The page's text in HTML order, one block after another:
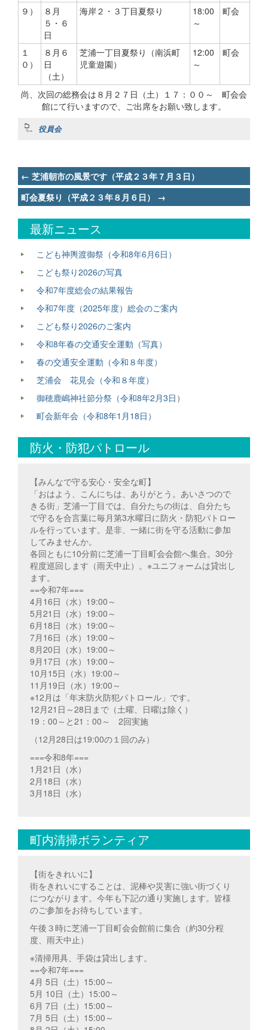
９）
８月
５・６
日
海岸２・３丁目夏祭り
18:00
～
町会
１
０）
８月６
日
（土）
芝浦一丁目夏祭り（南浜町
児童遊園）
12:00
～
町会
尚、次回の総務会は８月２７日（土）１７：００～ 町会会
館にて行いますので、ご出席をお願い致します。
役員会
Post
navigation
← 芝浦朝市の風景です（平成２３年７月３日）
町会夏祭り（平成２３年８月６日） →
最新ニュース
こども神輿渡御祭（令和8年6月6日）
こども祭り2026の写真
令和7年度総会の結果報告
令和7年度（2025年度）総会のご案内
こども祭り2026のご案内
令和8年春の交通安全運動（写真）
春の交通安全運動（令和８年度）
芝浦会 花見会（令和８年度）
御穂鹿嶋神社節分祭（令和8年2月3日）
町会新年会（令和8年1月18日）
防火・防犯パトロール
【みんなで守る安心・安全な町】
「おはよう、こんにちは、ありがとう。あいさつので
きる街」芝浦一丁目では、自分たちの街は、自分たち
で守るを合言葉に毎月第3水曜日に防火・防犯パトロー
ルを行っています。是非、一緒に街を守る活動に参加
してみませんか。
各回ともに10分前に芝浦一丁目町会会館へ集合。30分
程度巡回します（雨天中止）。※ユニフォームは貸出し
ます。
==令和7年===
4月16日（水）19:00～
5月21日（水）19:00～
6月18日（水）19:00～
7月16日（水）19:00～
8月20日（水）19:00～
9月17日（水）19:00～
10月15日（水）19:00～
11月19日（水）19:00～
※12月は「年末防火防犯パトロール」です。
12月21日～28日まで（土曜、日曜は除く）
19：00～と21：00～ 2回実施
（12月28日は19:00の１回のみ）
===令和8年===
1月21日（水）
2月18日（水）
3月18日（水）
町内清掃ボランティア
【街をきれいに】
街をきれいにすることは、泥棒や災害に強い街づくり
につながります。今年も下記の通り実施します。皆様
のご参加をお待ちしています。
午後３時に芝浦一丁目町会会館前に集合（約30分程
度、雨天中止）
※清掃用具、手袋は貸出します。
==令和7年===
4月 5日（土）15:00～
5月 10日（土）15:00～
6月 7日（土）15:00～
7月 5日（土）15:00～